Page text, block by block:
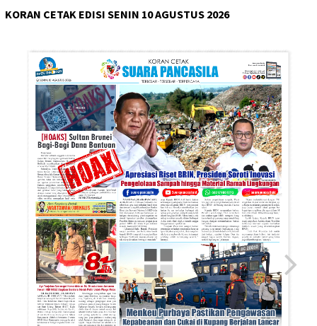
KORAN CETAK EDISI SENIN 10 AGUSTUS 2026